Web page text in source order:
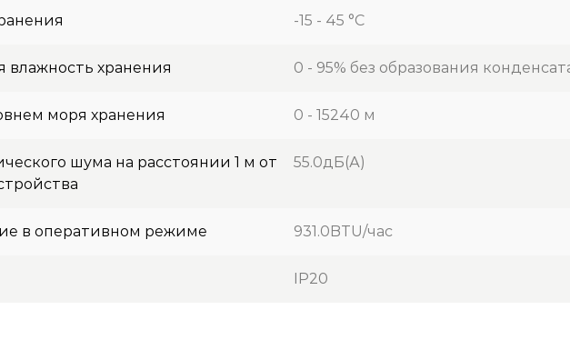
-15 - 45 °C
влажность хранения 0 - 95% без образования
моря хранения 0 - 15240 м
шума на расстоянии 1 м от
55.0дБ(А)
в оперативном режиме 931.0BTU/час
IP20